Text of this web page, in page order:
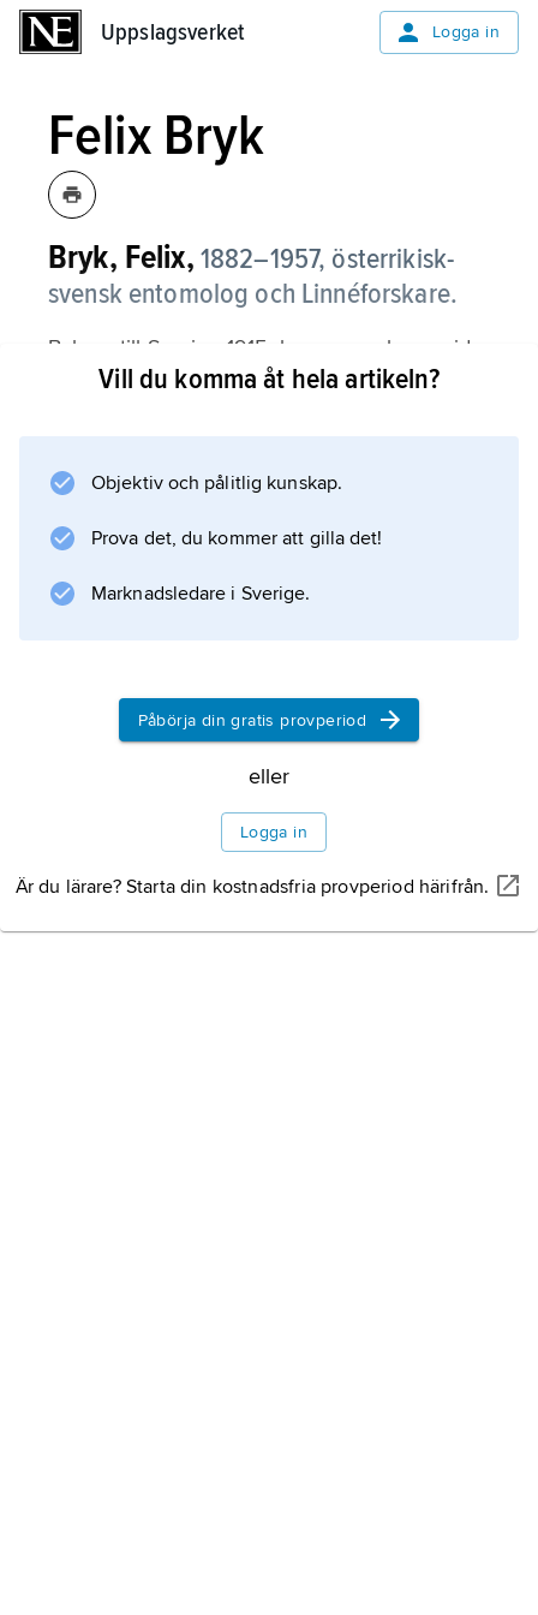
Uppslagsverket Logga in
Felix Bryk
Bryk, Felix, 1882–1957, österrikisk-
svensk entomolog och Linnéforskare.
B. kom till Sverige 1915; han var verksam vid
museer i olika länder, bl.a. Naturhistoriska
systematiska arbeten; han var utgivare av den
Lepidopterorum catalogus
Information om artikeln
Vill du komma åt hela artikeln?
Objektiv och pålitlig kunskap.
Prova det, du kommer att gilla det!
Marknadsledare i Sverige.
Påbörja din gratis provperiod
eller
Logga in
Är du lärare? Starta din kostnadsfria provperiod härifrån.